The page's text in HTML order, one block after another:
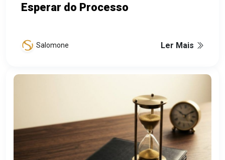
Esperar do Processo
Salomone Ler Mais